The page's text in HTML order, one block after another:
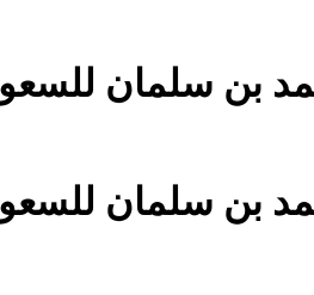
للسعودية قبل أن يتم
للسعودية قبل أن يتم